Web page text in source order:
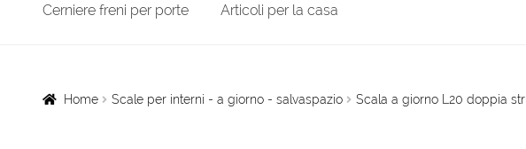
Cerniere freni per porte Articoli per la casa
Home Scale per interni - a giorno - salvaspazio Scala a giorno L20 doppia